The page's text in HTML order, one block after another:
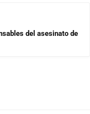
del asesinato de